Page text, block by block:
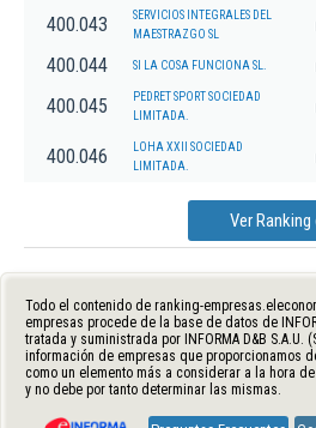
400.043
SERVICIOS INTEGRALES DEL
MAESTRAZGO SL
400.044 SI LA COSA FUNCIONA SL.
400.045
PEDRET SPORT SOCIEDAD
LIMITADA.
400.046
LOHA XXII SOCIEDAD
LIMITADA.
Ver
Todo el contenido de ranking-
empresas procede de la base de datos de
tratada y suministrada por INFORMA D&B S.A.U.
información de empresas que proporcionamos
como un elemento más a considerar a la hora
y no debe por tanto determinar las mismas.